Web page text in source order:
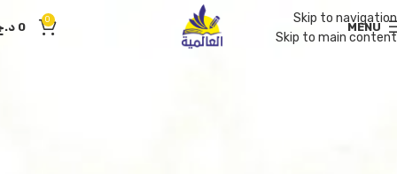
Skip to navigation
Skip to main content
MENU
0
0